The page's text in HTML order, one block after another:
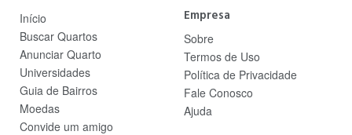
Início
Buscar Quartos
Anunciar Quarto
Universidades
Guia de Bairros
Moedas
Convide um amigo
Empresa
Sobre
Termos de Uso
Política de Privacidade
Fale Conosco
Ajuda